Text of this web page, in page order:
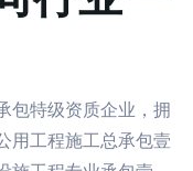
包特级资质企业，拥
用工程施工总承包壹